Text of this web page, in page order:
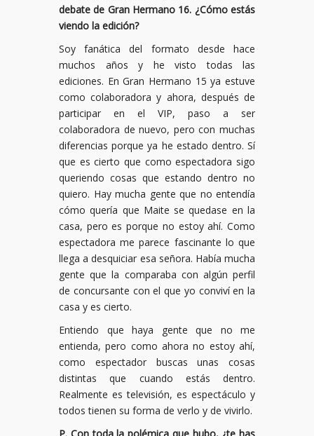
debate de Gran Hermano 16. ¿Cómo estás
viendo la edición?
Soy fanática del formato desde hace
muchos años y he visto todas las
ediciones. En Gran Hermano 15 ya estuve
como colaboradora y ahora, después de
participar en el VIP, paso a ser
colaboradora de nuevo, pero con muchas
diferencias porque ya he estado dentro. Sí
que es cierto que como espectadora sigo
queriendo cosas que estando dentro no
quiero. Hay mucha gente que no entendía
cómo quería que Maite se quedase en la
casa, pero es porque no estoy ahí. Como
espectadora me parece fascinante lo que
llega a desquiciar esa señora. Había mucha
gente que la comparaba con algún perfil
de concursante con el que yo conviví en la
casa y es cierto.
Entiendo que haya gente que no me
entienda, pero como ahora no estoy ahí,
como espectador buscas unas cosas
distintas que cuando estás dentro.
Realmente es televisión, es espectáculo y
todos tienen su forma de verlo y de vivirlo.